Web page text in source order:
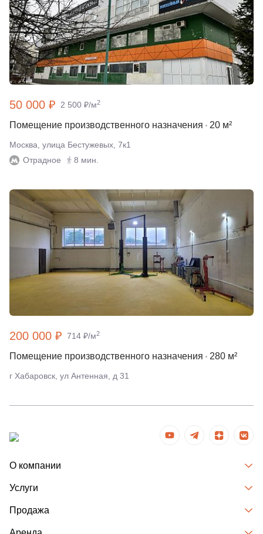
50 000 ₽ 2 500 ₽/м2
Помещение производственного назначения 20 м²
Москва, улица Бестужевых, 7к1
Отрадное
8 мин.
200 000 ₽ 714 ₽/м2
Помещение производственного назначения 280 м²
г Хабаровск, ул Антенная, д 31
О компании
Услуги
Продажа